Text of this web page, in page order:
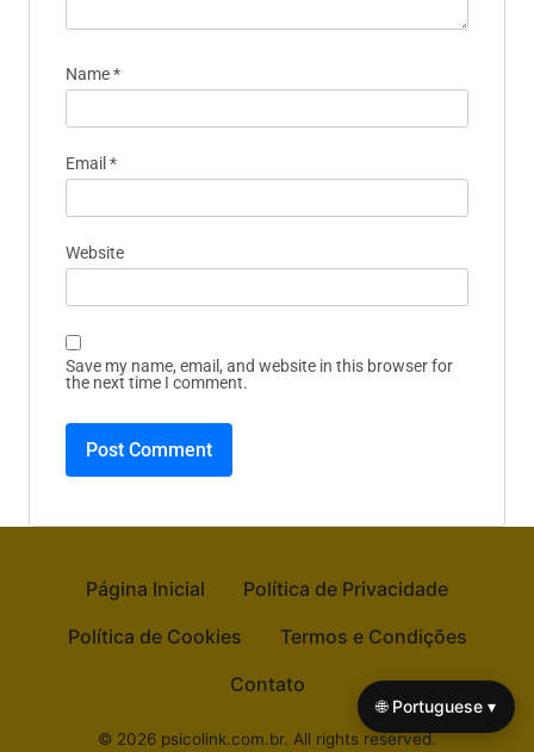
Name*
Email *
Website
Save my name, email, and website in this browser for
the next time I comment.
Página Inicial
Política de Privacidade
Política de Cookies
Termos e Condições
Contato
© 2026 psicolink.com.br. All rights reserved.
🌐 Portuguese ▾